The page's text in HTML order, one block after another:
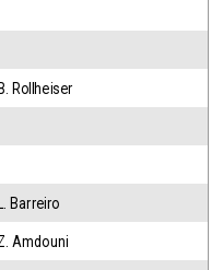
B. Rollheiser
L. Barreiro
Amdouni